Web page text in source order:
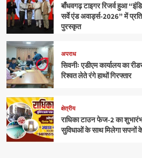
बाँधवगढ़ टाइगर रिजर्व हुआ
सर्वे एंड अवार्ड्स-2026” में
पुरस्कृत
अपराध
सिवनीः एडीएम कार्यालय का
रिश्वत लेते रंगे हाथों गिरफ्तार
क्षेत्रीय
राधिका टाउन फेज-2 का
सुविधाओं के साथ मिलेगा सपनों